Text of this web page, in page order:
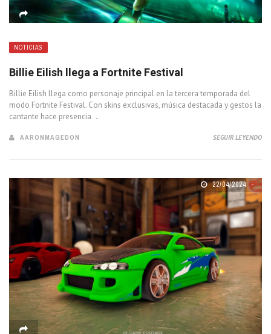
NOTICIAS
Billie Eilish llega a Fortnite Festival
Billie Eilish llega como personaje principal en la tercera temporada del
modo Fortnite Festival. Con skins exclusivas, música destacada y gestos la
cantante hace presencia ...
AARONMAGEDON SEGUIR LEYENDO
22/04/2024